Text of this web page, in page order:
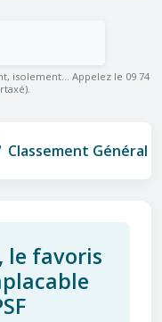
isolement... Appelez le 09 74
Classement Général
le favoris